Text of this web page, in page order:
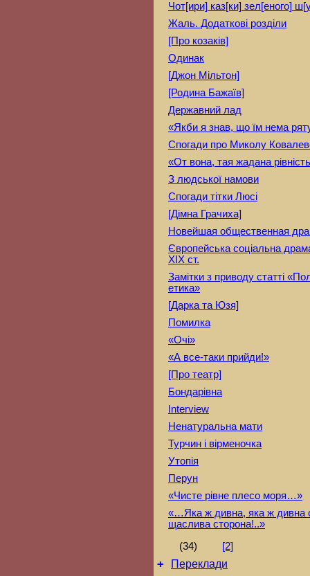
Чот[ири] каз[ки] зел[еного]
Жаль. Додаткові розділи
[Про козаків]
Одинак
[Джон Мільтон]
[Родина Бажаїв]
Державний лад
«Якби я знав, що їм нема
Спогади про Миколу
«От вона, тая жадана
З людської намови
Спогади тітки Люсі
[Дімна Грачиха]
Новейшая общественная
Європейська соціальна
XIX ст.
Замітки з приводу статті
етика»
[Дарка та Юзя]
Помилка
«Очі»
«А все-таки прийди!»
[Про театр]
Бондарівна
Interview
Ненатуральна мати
Турчин і вірменочка
Утопія
Перун
«Чисте рівне плесо моря…»
«…Яка ж дивна, яка ж дивна
щаслива сторона!..»
(34)
[2]
+ Переклади